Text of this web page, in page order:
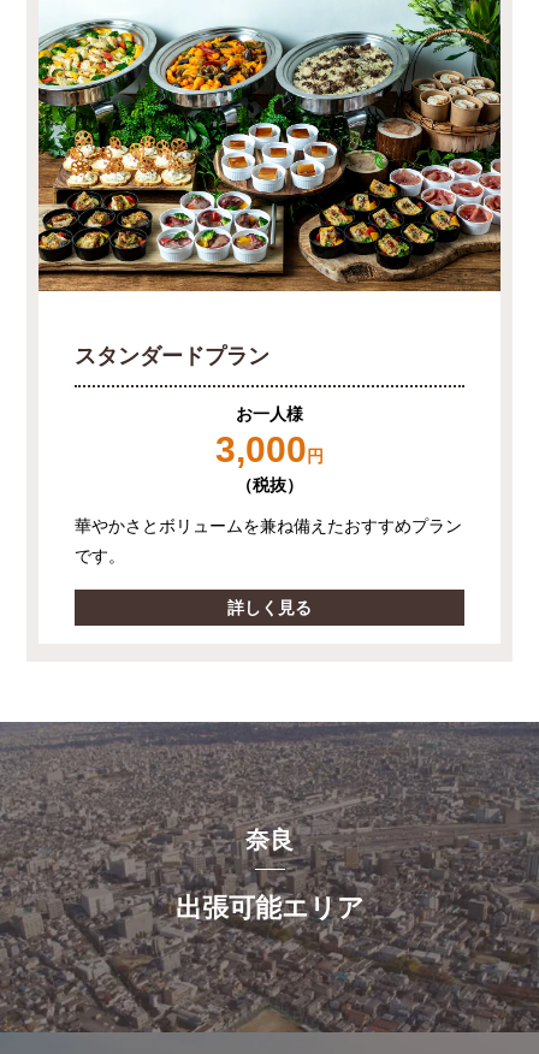
スタンダードプラン
お一人様
3,000 円
（税抜）
華やかさとボリュームを兼ね備えたおすすめプラン
です。
詳しく見る
奈良
出張可能エリア